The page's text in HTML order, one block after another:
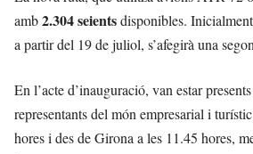
amb2.304 seientsdisponibles.
a partir del 19 de juliol, s’afegirà una
En l’acte d’inauguració, van estar
representants del món empresarial i
hores i des de Girona a les 11.45 hores,